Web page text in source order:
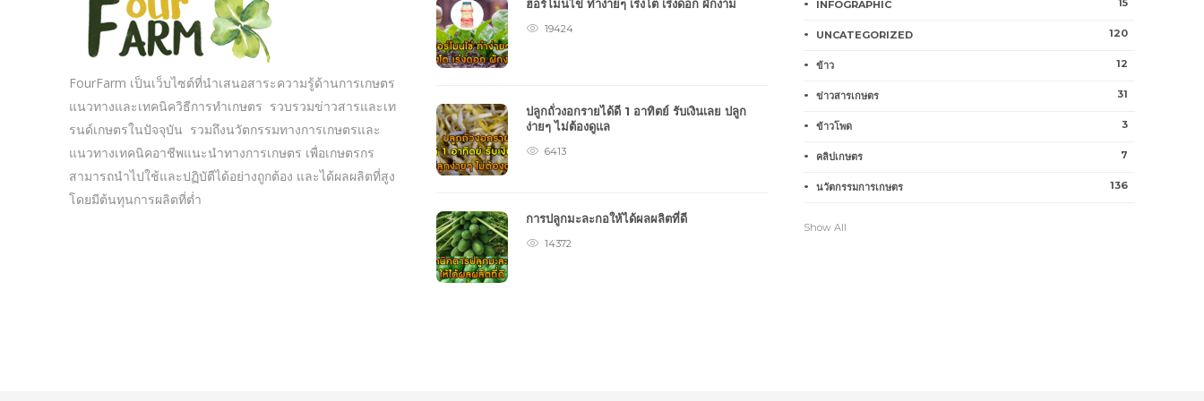
FourFarm เป็นเว็บไซต์ที่นำเสนอสาระความรู้ด้านการเกษตร
แนวทางและเทคนิควิธีการทำเกษตร รวบรวมข่าวสารและเท
รนด์เกษตรในปัจจุบัน รวมถึงนวัตกรรมทางการเกษตรและ
แนวทางเทคนิคอาชีพแนะนำทางการเกษตร เพื่อเกษตรกร
สามารถนำไปใช้และปฏิบัตืได้อย่างถูกต้อง และได้ผลผลิตที่สูง
โดยมีต้นทุนการผลิตที่ต่ำ
ฮอร์โมนไข่ ทำง่ายๆ เร่งโต เร่งดอก ผักงาม
19424
ปลูกถั่วงอกรายได้ดี 1 อาทิตย์ รับเงินเลย ปลูก
ง่ายๆ ไม่ต้องดูแล
6413
การปลูกมะละกอให้ได้ผลผลิตที่ดี
14372
INFOGRAPHIC 15
UNCATEGORIZED 120
ข้าว 12
ข่าวสารเกษตร 31
ข้าวโพด 3
คลิปเกษตร 7
นวัตกรรมการเกษตร 136
Show All